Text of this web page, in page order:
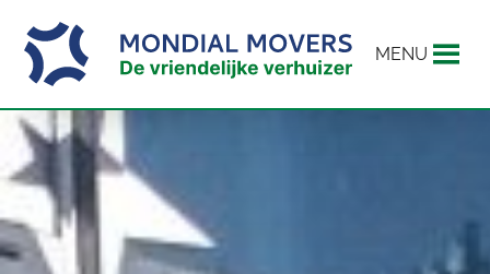
MENU